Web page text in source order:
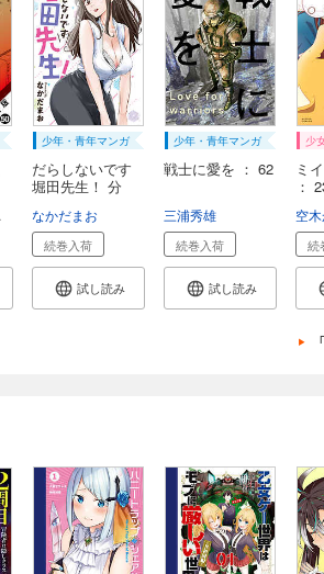
浜田正則
少年・青年マンガ
だらしないです
堀田先生！ 分
なかだまお
続巻入荷
試し読み
少年・青年マンガ
戦士に愛を ： 62
三浦秀雄
続巻入荷
試し読み
少
ミ
：
空
続